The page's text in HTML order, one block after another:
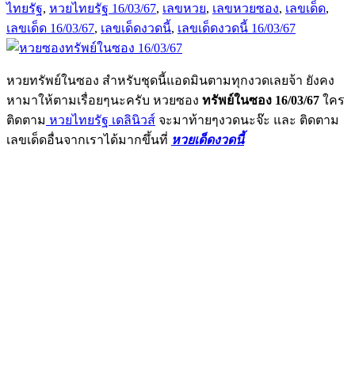
ไทยรัฐ, หวยไทยรัฐ 16/03/67, เลขหวย, เลขหวยซอง, เลขเด็ด,
เลขเด็ด 16/03/67, เลขเด็ดงวดนี้, เลขเด็ดงวดนี้ 16/03/67
หวยทรัพย์ในซอง สำหรับชุดนี้แอดมินตามทุกงวดเลยจ้า ยังคง
หามาให้ตามเรื่อยๆนะครับ หวยซอง ทรัพย์ในซอง 16/03/67 ใคร
ติดตาม หวยไทยรัฐ เดลินิวส์ จะมาท้ายๆงวดนะจ๊ะ และ ติดตาม
เลขเด็ดอื่นจากเราได้มากขึ้นที่ หวยเด็ดงวดนี้